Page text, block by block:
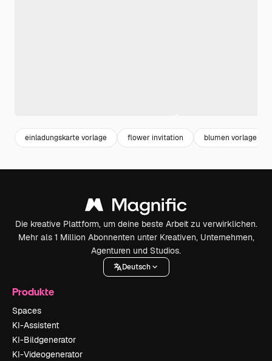
einladungskarte vorlage flower invitation blumen vorlage
Die kreative Plattform, um deine beste Arbeit zu verwirklichen.
Mehr als 1 Million Abonnenten unter Kreativen, Unternehmen,
Agenturen und Studios.
Deutsch
Produkte
Spaces
KI-Assistent
KI-Bildgenerator
KI-Videogenerator